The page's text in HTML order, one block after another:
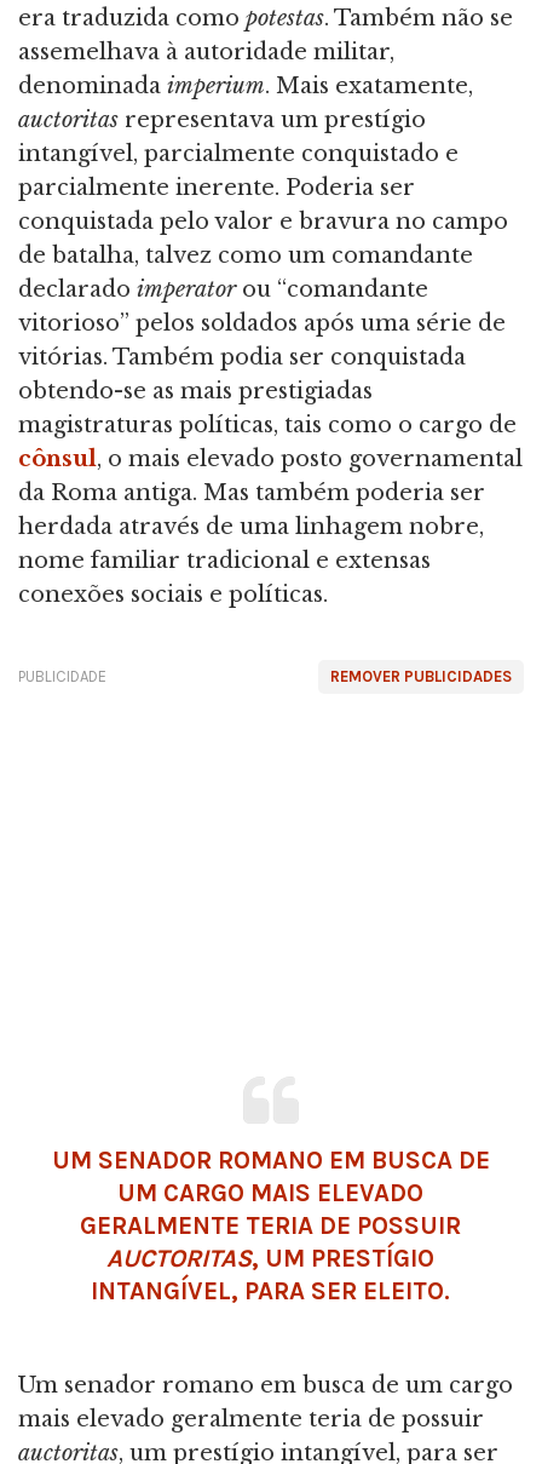
era traduzida como potestas. Também não se
assemelhava à autoridade militar,
denominada imperium. Mais exatamente,
auctoritas representava um prestígio
intangível, parcialmente conquistado e
parcialmente inerente. Poderia ser
conquistada pelo valor e bravura no campo
de batalha, talvez como um comandante
declarado imperatorou “comandante
vitorioso” pelos soldados após uma série de
vitórias. Também podia ser conquistada
obtendo-se as mais prestigiadas
magistraturas políticas, tais como o cargo de
cônsul, o mais elevado posto governamental
da Roma antiga. Mas também poderia ser
herdada através de uma linhagem nobre,
nome familiar tradicional e extensas
conexões sociais e políticas.
REMOVER PUBLICIDADES
PUBLICIDADE
UM SENADOR ROMANO EM BUSCA DE
UM CARGO MAIS ELEVADO
GERALMENTE TERIA DE POSSUIR
AUCTORITAS, UM PRESTÍGIO
INTANGÍVEL, PARA SER ELEITO.
Um senador romano em busca de um cargo
mais elevado geralmente teria de possuir
auctoritas, um prestígio intangível, para ser